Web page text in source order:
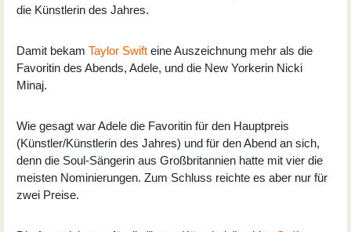
die Künstlerin des Jahres.
Damit bekam Taylor Swift eine Auszeichnung mehr als die
Favoritin des Abends, Adele, und die New Yorkerin Nicki
Minaj.
Wie gesagt war Adele die Favoritin für den Hauptpreis
(Künstler/Künstlerin des Jahres) und für den Abend an sich,
denn die Soul-Sängerin aus Großbritannien hatte mit vier die
meisten Nominierungen. Zum Schluss reichte es aber nur für
zwei Preise.